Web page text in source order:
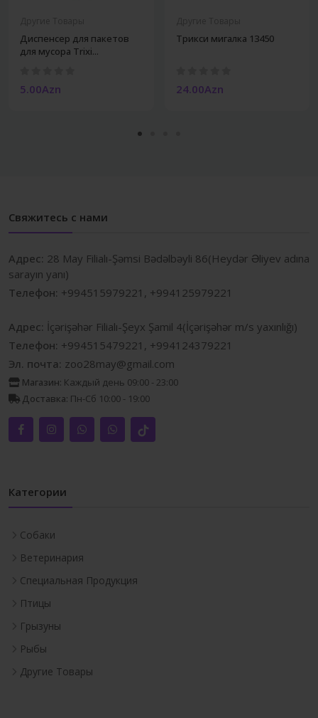
Диспенсер для пакетов
для мусора Trixi...
5.00Azn
Трикси мигалка 13450
24.00Azn
Свяжитесь с нами
Адрес: 28 May Filialı-Şəmsi Bədəlbəyli 86(Heydər Əliyev adına
sarayın yanı)
Телефон: +994515979221, +994125979221
Адрес: İçərişəhər Filialı-Şeyx Şamil 4(İçərişəhər m/s yaxınlığı)
Телефон: +994515479221, +994124379221
Эл. почта: zoo28may@gmail.com
Магазин: Каждый день 09:00 - 23:00
Доставка: Пн-Сб 10:00 - 19:00
Категории
Собаки
Ветеринария
Специальная Продукция
Птицы
Грызуны
Рыбы
Другие Товары